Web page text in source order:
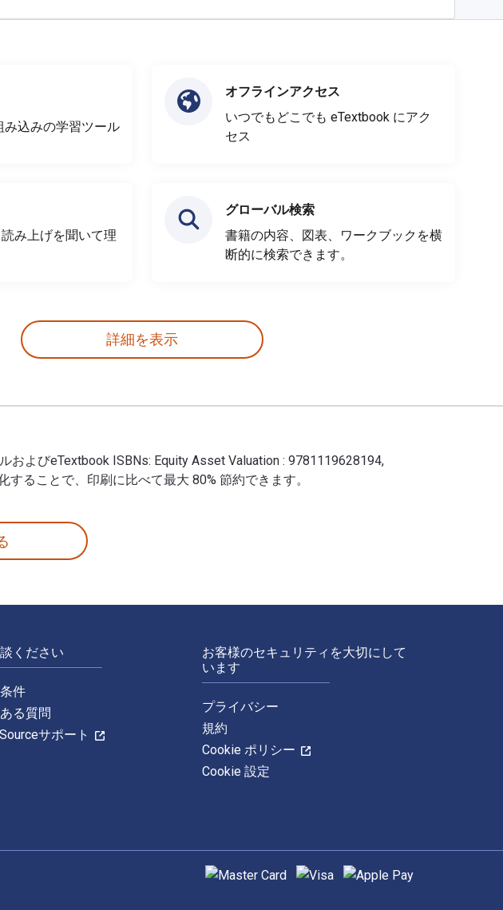
み込みの学習ツール
み上げを聞いて理
オフラインアクセス
いつでもどこでも eTextbook にアク
セス
グローバル検索
書籍の内容、図表、ワークブックを横
断的に検索できます。
詳細を表示
およびeTextbook ISBNs: Equity Asset Valuation : 9781119628194,
ることで、印刷に比べて最大 80% 節約できます。
ください
件
る質問
サポート
お客様のセキュリティを大切にして
います
プライバシー
規約
Cookie ポリシー
Cookie 設定
サポートされている支払い方法